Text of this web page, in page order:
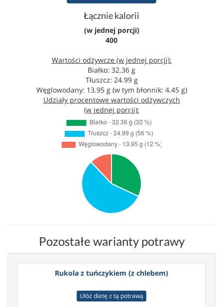
Łącznie kalorii
(w jednej porcji)
400
Wartości odżywcze (w jednej porcji):
Białko: 32.36 g
Tłuszcz: 24.99 g
Węglowodany: 13.95 g (w tym błonnik: 4.45 g)
Udziały procentowe wartości odżywczych
(w jednej porcji):
Pozostałe warianty potrawy
Rukola z tuńczykiem (z chlebem)
Ułóż dietę z tą potrawą